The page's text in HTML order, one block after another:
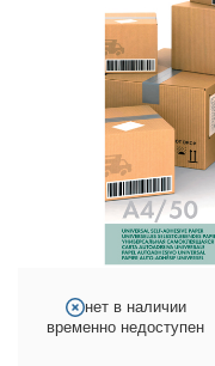
нет в наличии
временно недоступен